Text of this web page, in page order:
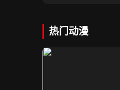
热门动漫